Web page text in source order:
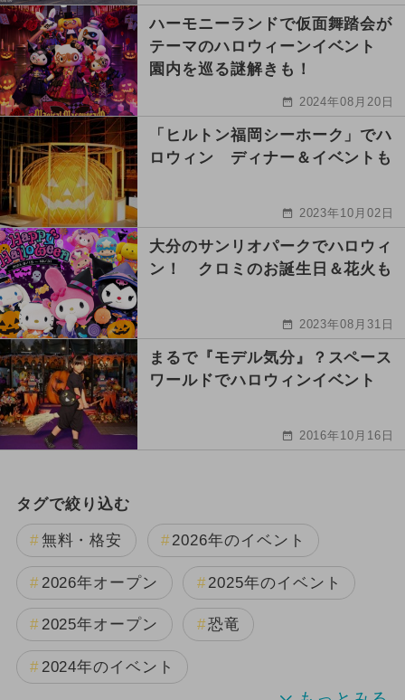
ハーモニーランドで仮面舞踏会が
テーマのハロウィーンイベント
園内を巡る謎解きも！
2024年08月20日
「ヒルトン福岡シーホーク」でハ
ロウィン ディナー＆イベントも
2023年10月02日
大分のサンリオパークでハロウィ
ン！ クロミのお誕生日＆花火も
2023年08月31日
まるで『モデル気分』？スペース
ワールドでハロウィンイベント
2016年10月16日
タグで絞り込む
無料・格安 2026年のイベント
2026年オープン 2025年のイベント
2025年オープン 恐竜
2024年のイベント